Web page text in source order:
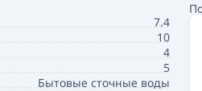
7.4
10
4
5
Бытовые сточные воды